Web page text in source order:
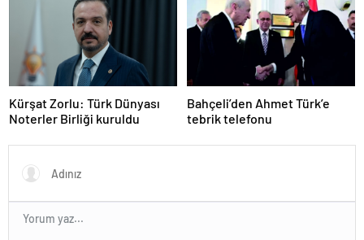
Kürşat Zorlu: Türk Dünyası
Noterler Birliği kuruldu
Bahçeli’den Ahmet Türk’e
tebrik telefonu